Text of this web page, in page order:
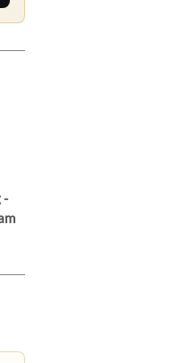
-